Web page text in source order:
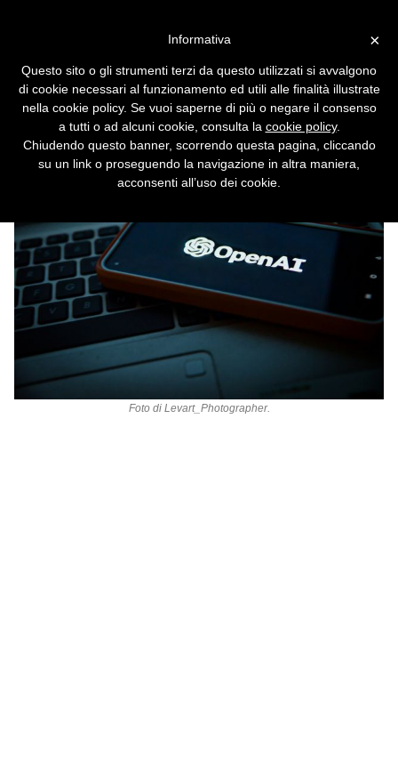
erotica di ChatGPT
Dietro lo stop rischi, pressioni e motivi
tecnici.
Foto di Levart_Photographer.
×
Informativa
Questo sito o gli strumenti terzi da questo utilizzati si avvalgono
di cookie necessari al funzionamento ed utili alle finalità illustrate
nella cookie policy. Se vuoi saperne di più o negare il consenso
a tutti o ad alcuni cookie, consulta la cookie policy.
Chiudendo questo banner, scorrendo questa pagina, cliccando
su un link o proseguendo la navigazione in altra maniera,
acconsenti all’uso dei cookie.